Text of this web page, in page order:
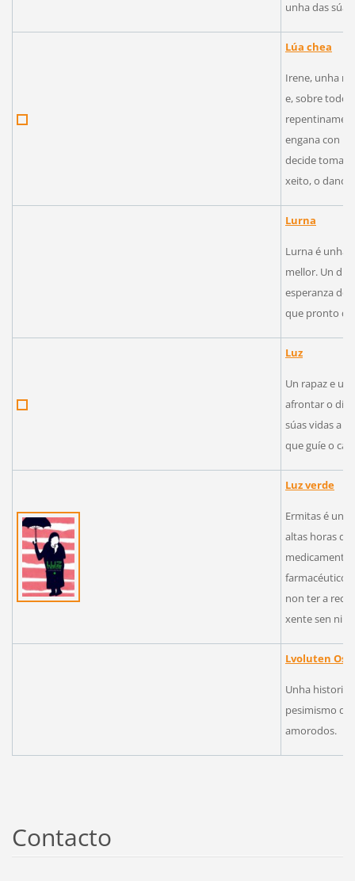
unha das
Lúa chea
Irene, unha
e, sobre todo,
engana con
decide tomar
xeito, o dano
Lurna
Lurna é unha
mellor. Un día
esperanza de
que pronto
Luz
Un rapaz e
afrontar o día
súas vidas a
que guíe o
Luz verde
Ermitas é
altas horas
medicamento
farmacéutico
non ter a
xente sen
Lvoluten
Unha historia
pesimismo de
amorodos.
Contacto